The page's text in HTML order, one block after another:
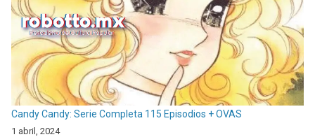
Candy Candy: Serie Completa 115 Episodios + OVAS
1 abril, 2024